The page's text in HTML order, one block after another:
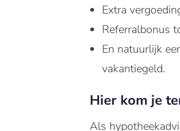
Extra
Referralbonus
En natuurlijk
vakantiegeld.
Hier kom je
Als